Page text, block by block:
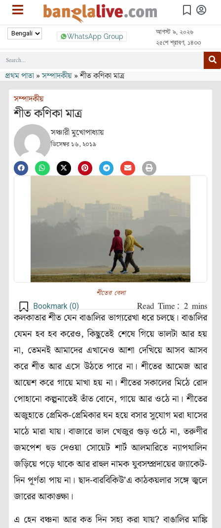
WhatsApp Group
আগস্ট ৯, ২০২৬
২৫শে শ্রাবণ, ১৪৩৩
প্রথম পাতা »সম্পাদকীয় »শীত কণিকা মাত্র
সম্পাদকীয়
শীত কণিকা মাত্র
সঞ্চারী মুখোপাধ্যায়
ডিসেম্বর ১৬, ২০১৯
শীতের বেলা
Bookmark (0)
কলকাতার শীত যেন বাঙালির ভাগ্যরেখা ধরে চলছে। বাঙালির
যেমন হব হব করেও, কিছুতেই শেষে গিয়ে ভালটা আর হয়
না, তেমনই আমাদের এখানেও আশা দেখিয়ে আসব আসব
করে শীত আর এসে উঠতে পারে না। শীতের আমেজ আর
আয়েশ করে গায়ে মাখা হয় না। শীতের সকালের মিঠে রোদ
পোহানো কল্পনাতেই তাঁত বোনে, গায়ে আর ওঠে না। শীতের
অজুহাতে প্রেমিক-প্রেমিকার ঘন হয়ে বসার সুযোগ মরা ঘাসের
মাঠে মারা যায়। বাজারে ভাল খেজুর গুড় ওঠে না, তরুণীর
জমপেশ হুড দেওয়া সোয়েট শার্ট আলমারিতে ন্যাপথালিন
জড়িয়ে পড়ে থাকে আর রাহুল নামক যুবসম্প্রদায়ের জ্যাকেট-
দিন পূর্ণতা পায় না। ছাদ-বারবিকিউ’এ কাঠকয়লার সঙ্গে জ্বলে
জারের আকাঙ্ক্ষা।
এ হেন বঞ্চনা আর কত দিন সহ্য করা যায়? বাঙালির মাঙ্কি